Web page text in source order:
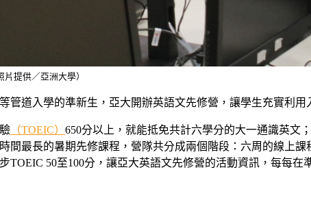
提供／亞洲大學）
道入學的準新生，亞大開辦英語文先修營，讓學生充實利用
（TOEIC） 650分以上，就能抵免共計六學分的大一通識英文
最長的暑期先修課程，營隊共分成兩個階段：六周的線上
50至100分，讓亞大英語文先修營的活動資訊，每每